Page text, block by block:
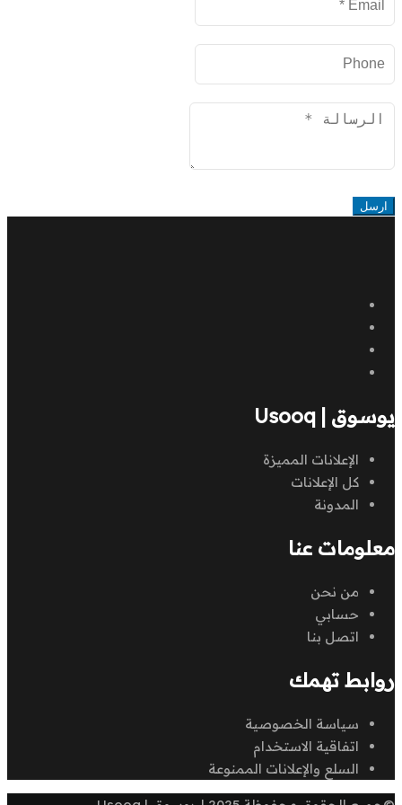
Phone
Message
ارسل
يوسوق | Usooq
الإعلانات المميزة
كل الإعلانات
المدونة
معلومات عنا
من نحن
حسابي
اتصل بنا
روابط تهمك
سياسة الخصوصية
اتفاقية الاستخدام
السلع والإعلانات الممنوعة